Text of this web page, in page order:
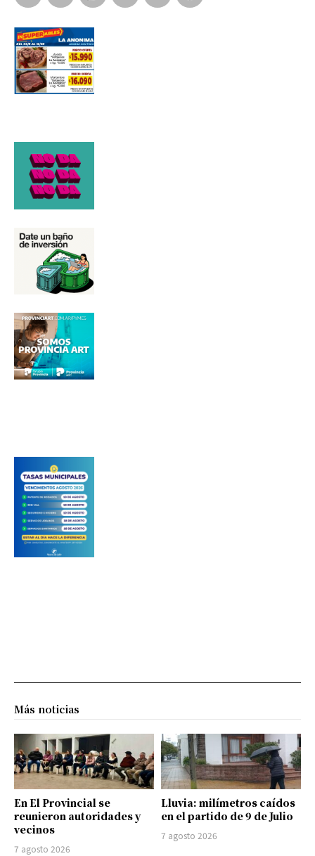
Más noticias
En El Provincial se
reunieron autoridades y
vecinos
7 agosto 2026
Lluvia: milímetros caídos
en el partido de 9 de Julio
7 agosto 2026